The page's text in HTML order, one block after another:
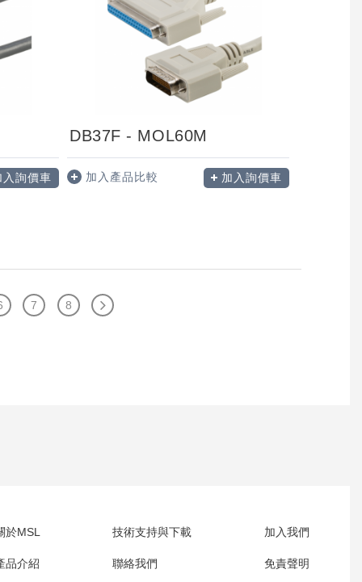
入詢價車
DB37F - MOL60M
加入產品比較 加入詢價車
7 8
於MSL
品介紹
技術支持與下載
聯絡我們
加入我們
免責聲明